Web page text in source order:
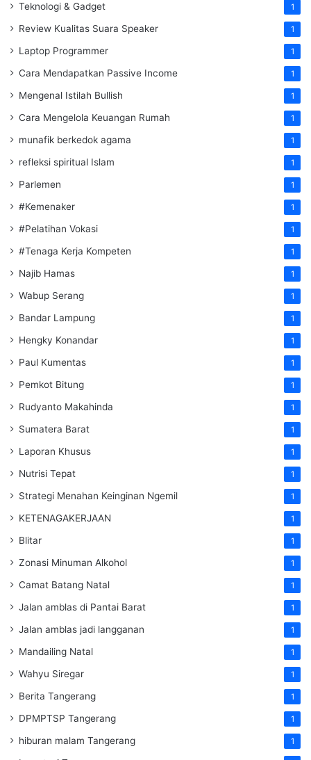
Teknologi & Gadget 1
Review Kualitas Suara Speaker 1
Laptop Programmer 1
Cara Mendapatkan Passive Income 1
Mengenal Istilah Bullish 1
Cara Mengelola Keuangan Rumah 1
munafik berkedok agama 1
refleksi spiritual Islam 1
Parlemen 1
#Kemenaker 1
#Pelatihan Vokasi 1
#Tenaga Kerja Kompeten 1
Najib Hamas 1
Wabup Serang 1
Bandar Lampung 1
Hengky Konandar 1
Paul Kumentas 1
Pemkot Bitung 1
Rudyanto Makahinda 1
Sumatera Barat 1
Laporan Khusus 1
Nutrisi Tepat 1
Strategi Menahan Keinginan Ngemil 1
KETENAGAKERJAAN 1
Blitar 1
Zonasi Minuman Alkohol 1
Camat Batang Natal 1
Jalan amblas di Pantai Barat 1
Jalan amblas jadi langganan 1
Mandailing Natal 1
Wahyu Siregar 1
Berita Tangerang 1
DPMPTSP Tangerang 1
hiburan malam Tangerang 1